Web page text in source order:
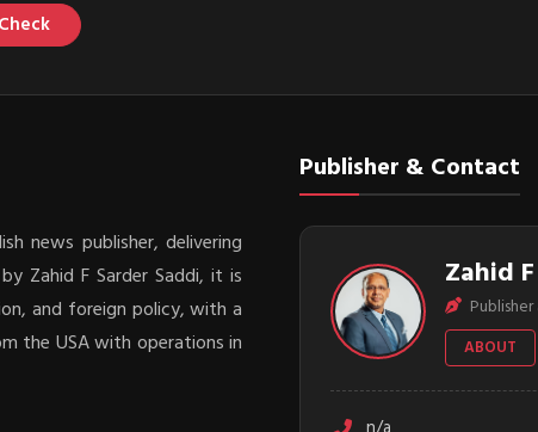
news publisher, delivering
Zahid F Sarder Saddi, it is
and foreign policy, with a
the USA with operations in
Publisher & Contact
Zahid
ABOUT